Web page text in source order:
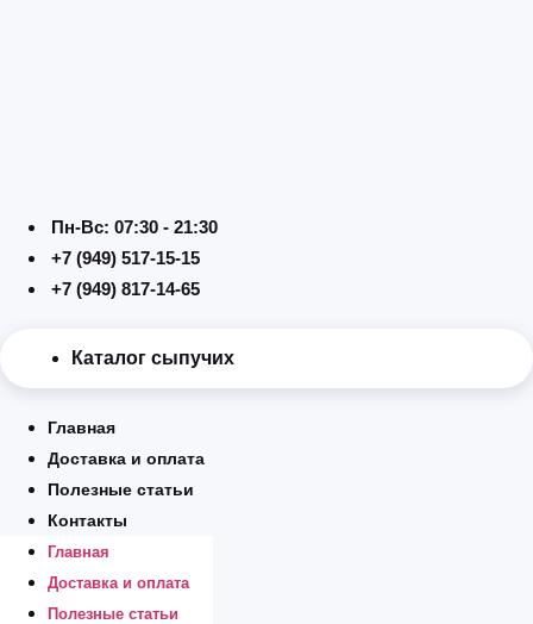
Пн-Вс: 07:30 - 21:30
+7 (949) 517-15-15
+7 (949) 817-14-65
Каталог сыпучих
Главная
Доставка и оплата
Полезные статьи
Контакты
Главная
Доставка и оплата
Полезные статьи